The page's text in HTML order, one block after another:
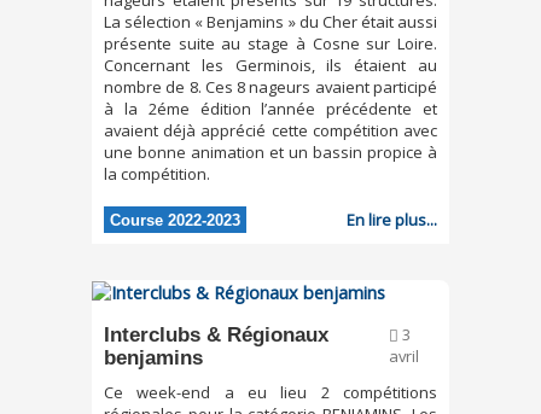
La sélection « Benjamins » du Cher était aussi
présente suite au stage à Cosne sur Loire.
Concernant les Germinois, ils étaient au
nombre de 8. Ces 8 nageurs avaient participé
à la 2éme édition l’année précédente et
avaient déjà apprécié cette compétition avec
une bonne animation et un bassin propice à
la compétition.
Course 2022-2023 En lire plus...
Interclubs & Régionaux
benjamins
3
avril
Ce week-end a eu lieu 2 compétitions